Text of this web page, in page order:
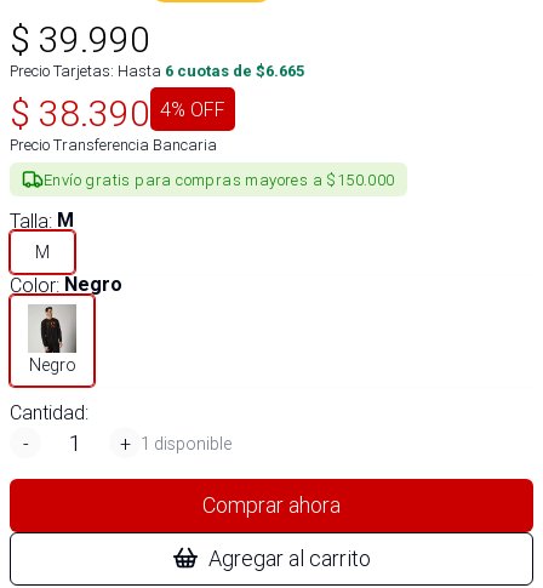
$ 39.990
Precio Tarjetas: Hasta 6 cuotas de $6.665
$ 38.390 4% OFF
Precio Transferencia Bancaria
Envío gratis para compras mayores a $150.000
Talla: M
M
Color: Negro
Negro
Cantidad:
-
+ 1 disponible
Comprar ahora
Agregar al carrito